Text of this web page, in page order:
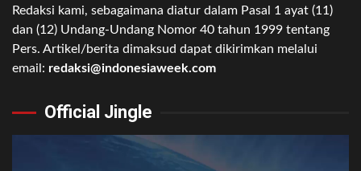
Redaksi kami, sebagaimana diatur dalam Pasal 1 ayat (11)
dan (12) Undang-Undang Nomor 40 tahun 1999 tentang
Pers. Artikel/berita dimaksud dapat dikirimkan melalui
email: redaksi@indonesiaweek.com
Official Jingle